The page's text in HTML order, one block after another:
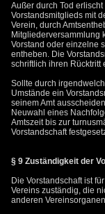
Außer durch Tod
Vorstandsmitglieds mit
Verein, durch
Mitgliederversammlung
Vorstand oder einzelne
entheben. Die
schriftlich ihren Rücktritt
Sollte durch
Umstände ein
seinem Amt
Neuwahl eines
Amtszeit bis zur
Vorstandschaft
§ 9 Zuständigkeit der
Die Vorstandschaft ist
Vereins zuständig, die
anderen